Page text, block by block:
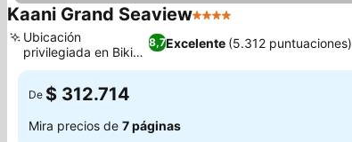
Kaani Grand Seaview4 Estrellas
8,7Excelente (5.312 puntuaciones)
Ubicación
privilegiada en Bikini
Beach
De $ 312.714
Mira precios de 7 páginas